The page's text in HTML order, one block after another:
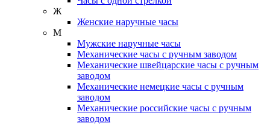
Ж
Женские наручные часы
М
Мужские наручные часы
Механические часы с ручным заводом
Механические швейцарские часы с ручным
заводом
Механические немецкие часы с ручным
заводом
Механические российские часы с ручным
заводом